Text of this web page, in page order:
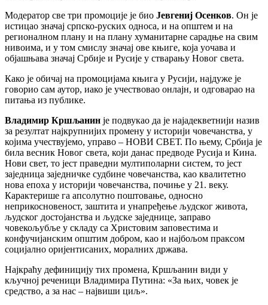
Модератор све три промоције је био Јевгениј Осенков. Он је
истицао значај српско-руских односа, и на општем и на
регионалном плану и на плану хуманитарне сарадње на свим
нивоима, и у том смислу значај ове књиге, која уочава и
објашњава значај Србије и Русије у стварању Новог света.
Како је обичај на промоцијама књига у Русији, најдуже је
говорио сам аутор, иако је учествовао онлајн, и одговарао на
питања из публике.
Владимир Кршљанин је подвукао да је најадекветнији назив
за резултат најкрупнијих промену у историји човечанства, у
којима учествујемо, управо – НОВИ СВЕТ. По њему, Србија је
била весник Новог света, који данас предводе Русија и Кина.
Нови свет, то јест праведни мултиполарни систем, то јест
заједница заједничке судбине човечанства, као квалитетно
нова епоха у историји човечанства, почиње у 21. веку.
Карактерише га апсолутно поштовање, односно
неприкосновеност, заштита и унапређење људског живота,
људског достојанства и људске заједнице, заправо
човекољубље у складу са Христовим заповестима и
конфучијанским општим добром, као и најбољом праксом
социјално оријентисаних, моралних држава.
Најкраћу дефиницију тих промена, Кршљанин види у
кључној реченици Владимира Путина: «За њих, човек је
средство, а за нас – највиши циљ».